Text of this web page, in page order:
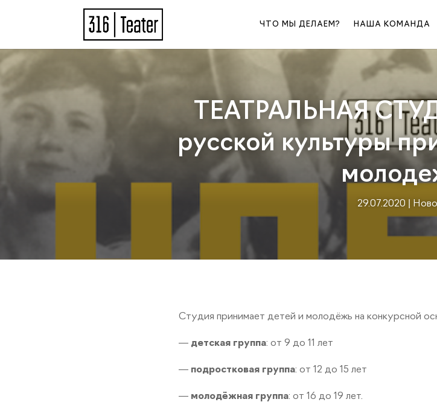
ЧТО МЫ ДЕЛАЕМ? НАША КОМАНДА
ТЕАТРАЛЬНАЯ
русской культуры
29.07.2020
Студия принимает детей и молодёжь на конкурсной
— детская группа: от 9 до 11 лет
— подростковая группа: от 12 до 15 лет
— молодёжная группа: от 16 до 19 лет.